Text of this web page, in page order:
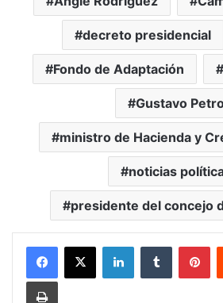
decreto presidencial
Fondo de Adaptación
Gustavo
ministro de Hacienda y
noticias
presidente del concejo
LinkedInTumblr
Print